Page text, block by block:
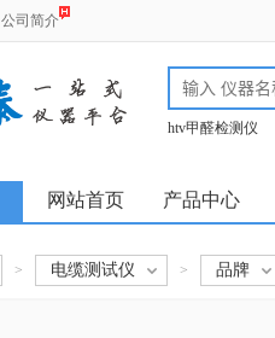
公司简介
htv甲醛检测仪
网站首页 产品中心
> 电缆测试仪 > 品牌